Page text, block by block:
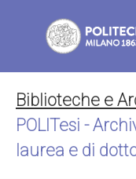
Biblioteche e
POLITesi -
laurea e di